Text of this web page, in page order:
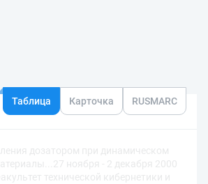
Таблица Карточка RUSMARC
дозатором при динамическом
ноября - 2 декабря 2000
технической кибернетики и